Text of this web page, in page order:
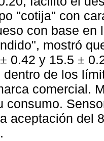
"cotija" con
con base
mostró
± 0.42 y 15.5 ±
dentro de los
comercial.
consumo.
aceptación del